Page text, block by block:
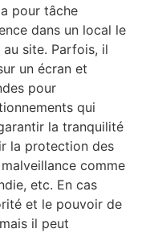
pour tâche
dans un local le
au site. Parfois, il
un écran et
pour
qui
la tranquilité
la protection des
comme
etc. En cas
et le pouvoir de
il peut